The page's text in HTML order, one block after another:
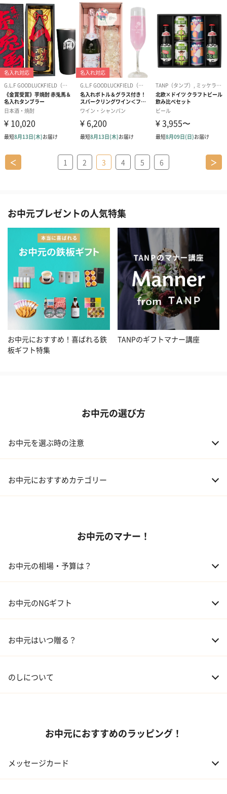
＜ 1 2 3 4 5 6 ＞
お中元プレゼントの人気特集
お中元におすすめ！喜ばれる鉄
板ギフト特集
TANPのギフトマナー講座
お中元の選び方
お中元を選ぶ時の注意
お中元におすすめカテゴリー
03 ギフトカタログ
お中元のマナー！
お中元の相場・予算は？
02 兄弟、姉妹 3,000～5,000円
04 会社の上司 5,000円程度
お中元のNGギフト
お中元はいつ贈る？
のしについて
お中元におすすめのラッピング！
メッセージカード